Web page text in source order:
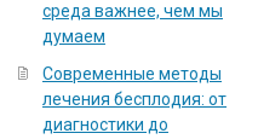
среда важнее, чем мы
думаем
Современные методы
лечения бесплодия: от
диагностики до